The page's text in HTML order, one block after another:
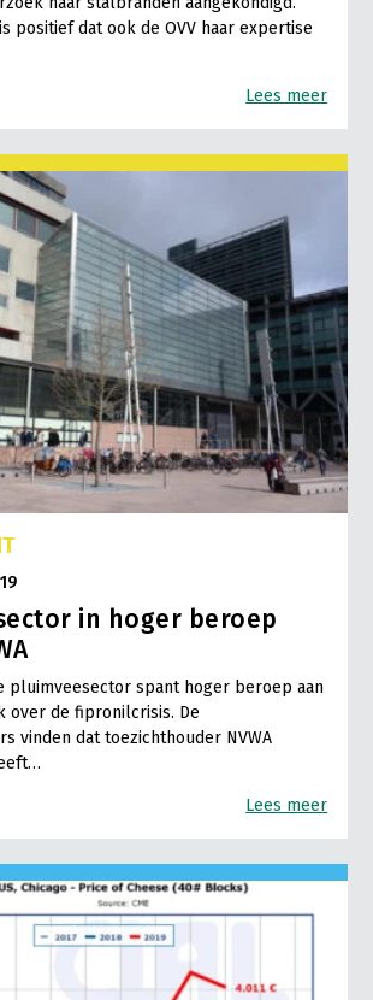
positief dat ook de OVV haar expertise
Lees meer
in hoger beroep
pluimveesector spant hoger beroep aan
over de fipronilcrisis. De
vinden dat toezichthouder NVWA
Lees meer